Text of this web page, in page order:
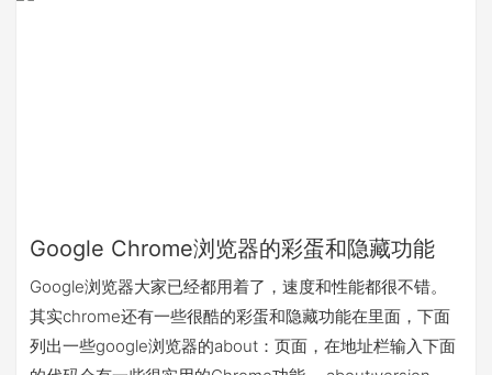
Google Chrome浏览器的彩蛋和隐藏功能
Google浏览器大家已经都用着了，速度和性能都很不错。
其实chrome还有一些很酷的彩蛋和隐藏功能在里面，下面
列出一些google浏览器的about：页面，在地址栏输入下面